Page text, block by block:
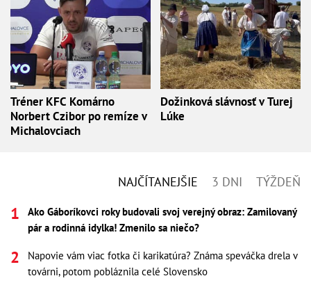
Tréner KFC Komárno
Norbert Czibor po remíze v
Michalovciach
Dožinková slávnosť v Turej
Lúke
NAJČÍTANEJŠIE 3 DNI TÝŽDEŇ
Ako Gáboríkovci roky budovali svoj verejný obraz: Zamilovaný
pár a rodinná idylka! Zmenilo sa niečo?
Napovie vám viac fotka či karikatúra? Známa speváčka drela v
továrni, potom pobláznila celé Slovensko